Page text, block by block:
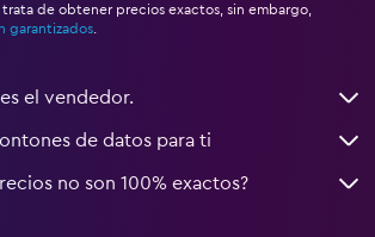
de obtener precios exactos, sin embargo,
garantizados
el vendedor.
de datos para ti
no son 100% exactos?